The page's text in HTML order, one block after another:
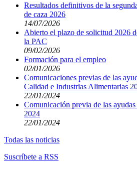
Resultados definitivos de la
de caza 2026
14/07/2026
Abierto el plazo de solicitud 2026
la PAC
09/02/2026
Formación para el empleo
02/01/2026
Comunicaciones previas de las
Calidad e Industrias Alimentarias
22/01/2024
Comunicación previa de las
2024
22/01/2024
Todas las noticias
Suscríbete a RSS